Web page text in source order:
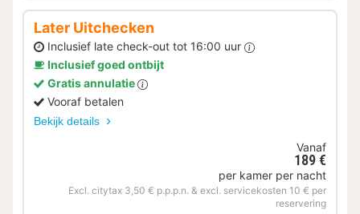
Later Uitchecken
Inclusief late check-out tot 16:00 uur
Inclusief goed ontbijt
Gratis annulatie
Vooraf betalen
Bekijk details
Vanaf
189 €
per kamer per nacht
Excl. citytax 3,50 € p.p.p.n. & excl. servicekosten 10 € per
reservering